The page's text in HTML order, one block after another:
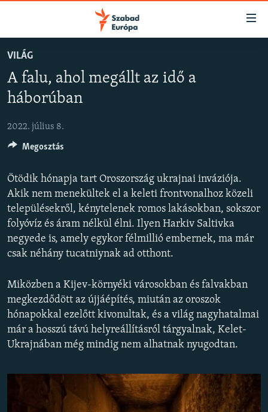
Akadálymentes
Ugrás
oldalra
Ugrás
keresésre
AKTUÁLIS
PODCASTOK
VIDEÓK
ELEMZŐ
NER15
SZABADON
TÁRSADALOM
DEMOKRÁCIA
A PÉNZ NYOMÁBAN
EURÓPAI UNIÓ
VILÁG
KLÍMAVÁLTOZÁS
A MÚLT TANULSÁGAI
KÖVESSEN MINKET!
VILÁG
A falu, ahol megállt az idő a
háborúban
2022. július 8.
Ötödik hónapja tart Oroszország ukrajnai inváziója.
Akik nem menekültek el a keleti frontvonalhoz közeli
településekről, kénytelenek romos lakásokban, sokszor
folyóvíz és áram nélkül élni. Ilyen Harkiv Saltivka
negyede is, amely egykor félmillió embernek, ma már
csak néhány tucatniynak ad otthont.
Miközben a Kijev-környéki városokban és falvakban
megkezdődött az újjáépítés, miután az oroszok
hónapokkal ezelőtt kivonultak, és a világ nagyhatalmai
már a hosszú távú helyreállításról tárgyalnak, Kelet-
Ukrajnában még mindig nem alhatnak nyugodtan.
Megosztás
FELIRATKOZÁS
Feliratkozás